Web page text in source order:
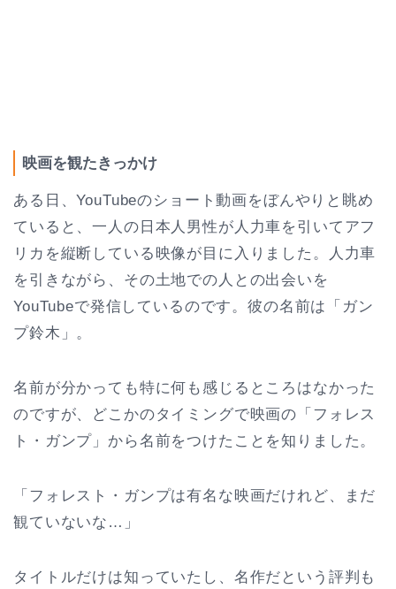
映画を観たきっかけ
ある日、YouTubeのショート動画をぼんやりと眺め
ていると、一人の日本人男性が人力車を引いてアフ
リカを縦断している映像が目に入りました。人力車
を引きながら、その土地での人との出会いを
YouTubeで発信しているのです。彼の名前は「ガン
プ鈴木」。
名前が分かっても特に何も感じるところはなかった
のですが、どこかのタイミングで映画の「フォレス
ト・ガンプ」から名前をつけたことを知りました。
「フォレスト・ガンプは有名な映画だけれど、まだ
観ていないな…」
タイトルだけは知っていたし、名作だという評判も